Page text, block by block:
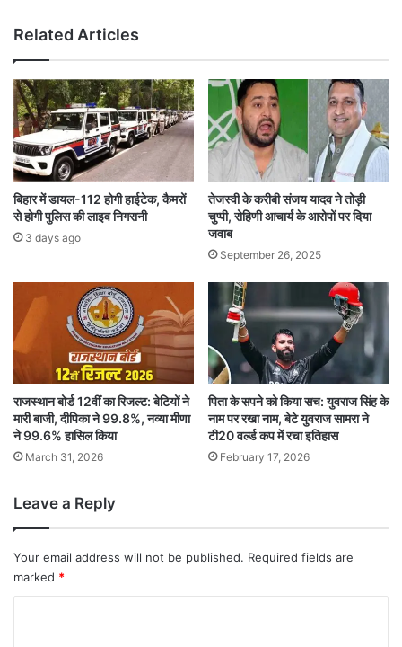
Related Articles
बिहार में डायल-112 होगी हाईटेक, कैमरों
से होगी पुलिस की लाइव निगरानी
3 days ago
तेजस्वी के करीबी संजय यादव ने तोड़ी
चुप्पी, रोहिणी आचार्य के आरोपों पर दिया
जवाब
September 26, 2025
राजस्थान बोर्ड 12वीं का रिजल्ट: बेटियों ने
मारी बाजी, दीपिका ने 99.8%, नव्या मीणा
ने 99.6% हासिल किया
March 31, 2026
पिता के सपने को किया सच: युवराज सिंह के
नाम पर रखा नाम, बेटे युवराज सामरा ने
टी20 वर्ल्ड कप में रचा इतिहास
February 17, 2026
Leave a Reply
Your email address will not be published. Required fields are
marked *